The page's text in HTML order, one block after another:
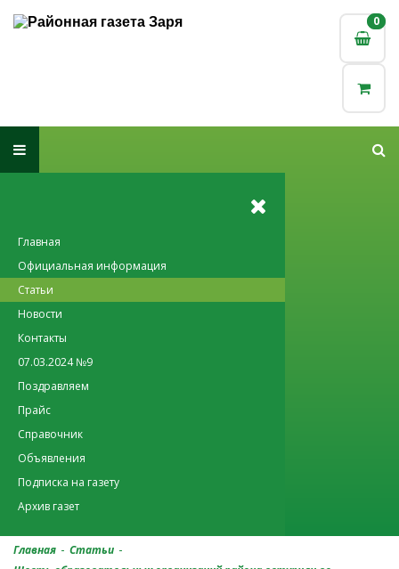
0
0
Главная
Официальная информация
Статьи
Новости
Контакты
07.03.2024 №9
Поздравляем
Прайс
Справочник
Объявления
Подписка на газету
Архив газет
Главная - Статьи -